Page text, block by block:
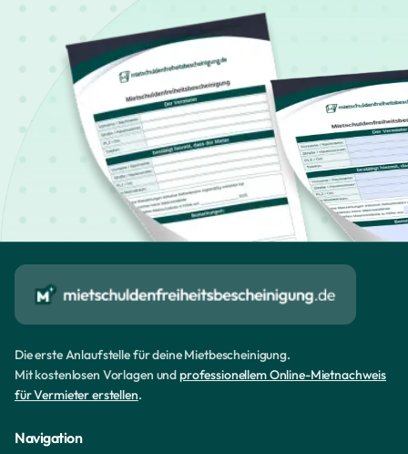
Die erste Anlaufstelle für deine Mietbescheinigung.
Mit kostenlosen Vorlagen undprofessionellem Online-Mietnachweis
für Vermieter erstellen.
Navigation